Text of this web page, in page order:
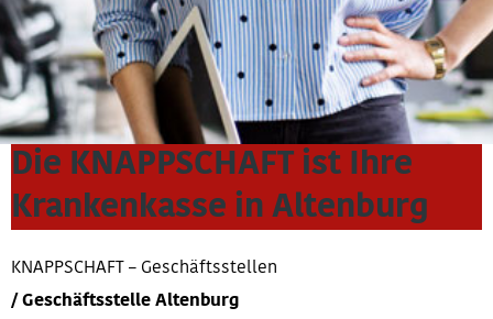
Die KNAPPSCHAFT ist Ihre
Krankenkasse in Altenburg
KNAPPSCHAFT – Geschäftsstellen
Geschäftsstelle Altenburg